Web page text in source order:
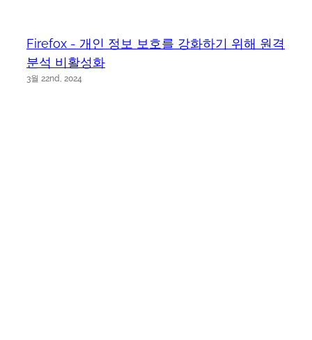
Firefox - 개인 정보 보호를 강화하기 위해 원격
분석 비활성화
3월 22nd, 2024